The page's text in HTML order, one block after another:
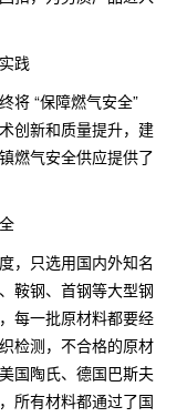
践
将 “保障燃气安全”
创新和质量提升，建
燃气安全供应提供了
，只选用国内外知名
鞍钢、首钢等大型钢
每一批原材料都要经
检测，不合格的原材
国陶氏、德国巴斯夫
所有材料都通过了国